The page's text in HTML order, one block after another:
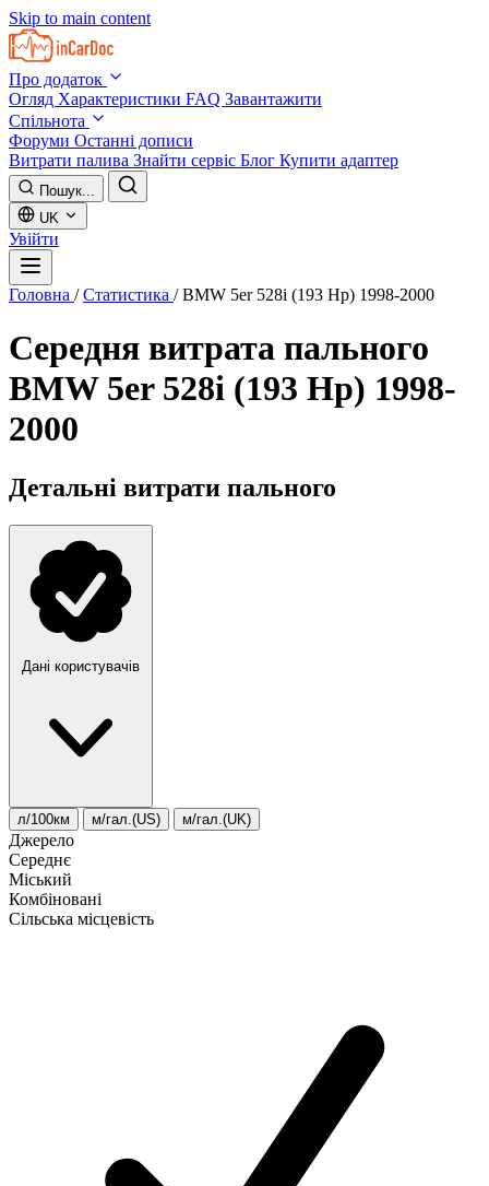
Skip to main content
Про додаток
Огляд Характеристики FAQ Завантажити
Спільнота
Форуми Останні дописи
Витрати палива Знайти сервіс Блог Купити адаптер
Пошук...
UK
Увійти
Головна / Статистика / BMW 5er 528i (193 Hp) 1998-2000
Середня витрата пального
BMW 5er 528i (193 Hp) 1998-
2000
Детальні витрати пального
Дані користувачів
л/100км м/гал.(US) м/гал.(UK)
Джерело
Середнє
Міський
Комбіновані
Сільська місцевість